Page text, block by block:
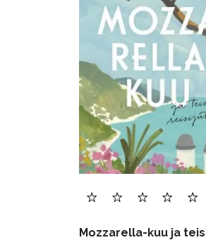
Õppekirjandus (48)
Mozzarella-kuu ja